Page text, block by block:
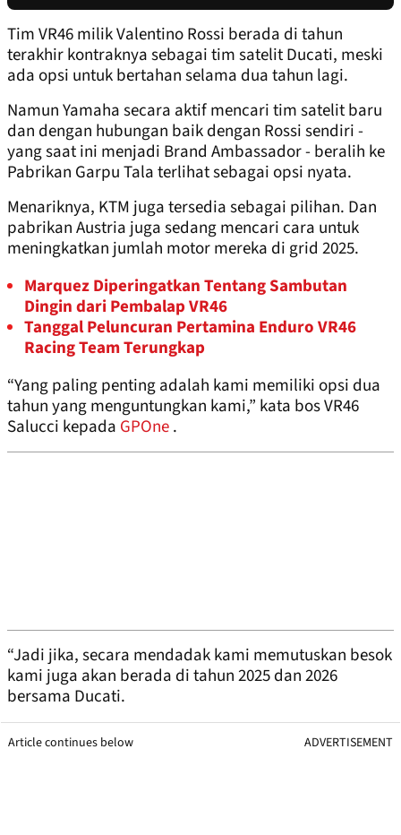
Tim VR46 milik Valentino Rossi berada di tahun
terakhir kontraknya sebagai tim satelit Ducati, meski
ada opsi untuk bertahan selama dua tahun lagi.
Namun Yamaha secara aktif mencari tim satelit baru
dan dengan hubungan baik dengan Rossi sendiri -
yang saat ini menjadi Brand Ambassador - beralih ke
Pabrikan Garpu Tala terlihat sebagai opsi nyata.
Menariknya, KTM juga tersedia sebagai pilihan. Dan
pabrikan Austria juga sedang mencari cara untuk
meningkatkan jumlah motor mereka di grid 2025.
Marquez Diperingatkan Tentang Sambutan
Dingin dari Pembalap VR46
Tanggal Peluncuran Pertamina Enduro VR46
Racing Team Terungkap
“Yang paling penting adalah kami memiliki opsi dua
tahun yang menguntungkan kami,” kata bos VR46
Salucci kepada GPOne.
“Jadi jika, secara mendadak kami memutuskan besok
kami juga akan berada di tahun 2025 dan 2026
bersama Ducati.
Article continues below ADVERTISEMENT